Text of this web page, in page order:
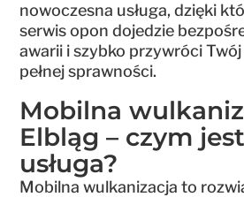
nowoczesna usługa, dzięki
serwis opon dojedzie
awarii i szybko przywróci
pełnej sprawności.
Mobilna
Elbląg – czym
usługa?
Mobilna wulkanizacja to